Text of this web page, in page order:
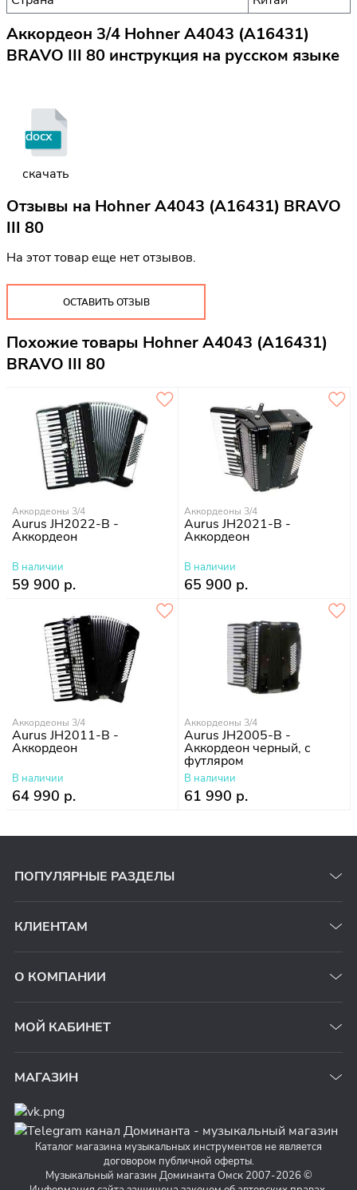
Аккордеон 3/4 Hohner A4043 (A16431)
BRAVO III 80 инструкция на русском языке
docx
скачать
Отзывы на Hohner A4043 (A16431) BRAVO
III 80
На этот товар еще нет отзывов.
ОСТАВИТЬ ОТЗЫВ
Похожие товары Hohner A4043 (A16431)
BRAVO III 80
Аккордеоны 3/4
Aurus JH2022-B -
Аккордеон
В наличии
59 900 р.
Аккордеоны 3/4
Aurus JH2021-B -
Аккордеон
В наличии
65 900 р.
Аккордеоны 3/4
Aurus JH2011-B -
Аккордеон
В наличии
64 990 р.
Аккордеоны 3/4
Aurus JH2005-B -
Аккордеон черный, с
футляром
В наличии
61 990 р.
ПОПУЛЯРНЫЕ РАЗДЕЛЫ
КЛИЕНТАМ
О КОМПАНИИ
МОЙ КАБИНЕТ
МАГАЗИН
Каталог магазина музыкальных инструментов не является
договором публичной оферты.
Музыкальный магазин Доминанта Омск 2007-2026 ©